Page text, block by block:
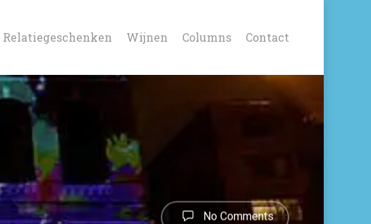
Relatiegeschenken Wijnen Columns Contact
No Comments